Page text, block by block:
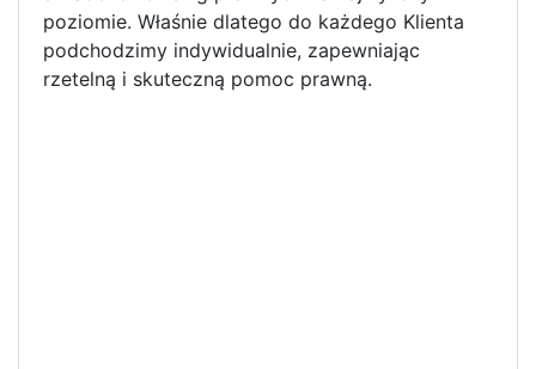
poziomie. Właśnie dlatego do każdego Klienta
podchodzimy indywidualnie, zapewniając
rzetelną i skuteczną pomoc prawną.